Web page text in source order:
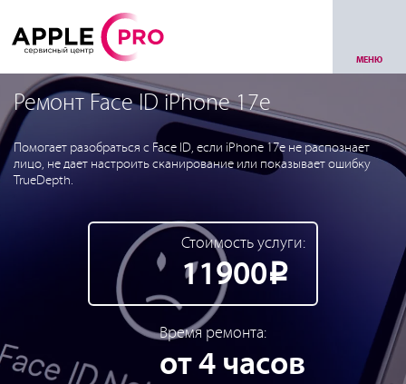
МЕНЮ
Ремонт Face ID iPhone 17e
Помогает разобраться с Face ID, если iPhone 17e не распознает
лицо, не дает настроить сканирование или показывает ошибку
TrueDepth.
Стоимость услуги:
11900Р
Время ремонта:
от 4 часов